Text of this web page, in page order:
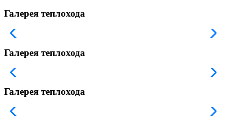
Галерея теплохода
Галерея теплохода
Галерея теплохода